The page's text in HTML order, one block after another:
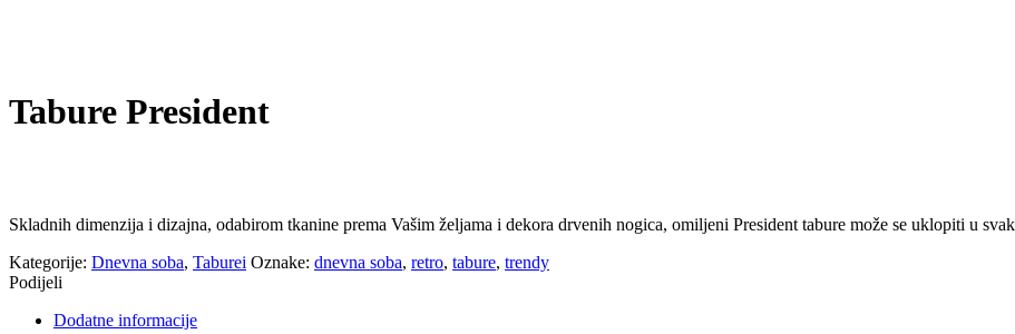
Tabure President
Skladnih dimenzija i dizajna, odabirom tkanine prema Vašim željama i dekora drvenih nogica, omiljeni President tabure može se uklopiti u
Kategorije: Dnevna soba, Taburei Oznake: dnevna soba, retro, tabure, trendy
Podijeli
Dodatne informacije